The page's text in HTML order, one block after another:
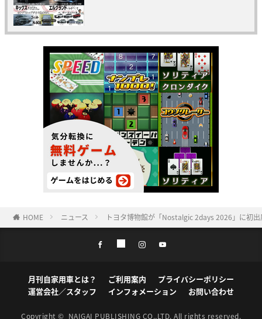
HOME ニュース トヨタ博物館が「Nostalgic 2days 2026」に初
月刊自家用車とは？ ご利用案内
プライバシーポリシー
運営会社／スタッフ
インフォメーション お問い合わせ
Copyright © NAIGAI PUBLISHING CO.,LTD. All rights reserved.